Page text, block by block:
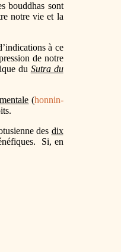
bouddhas sont
notre vie et la
à ce
de notre
du Sutra du
(honnin-
des dix
Si, en